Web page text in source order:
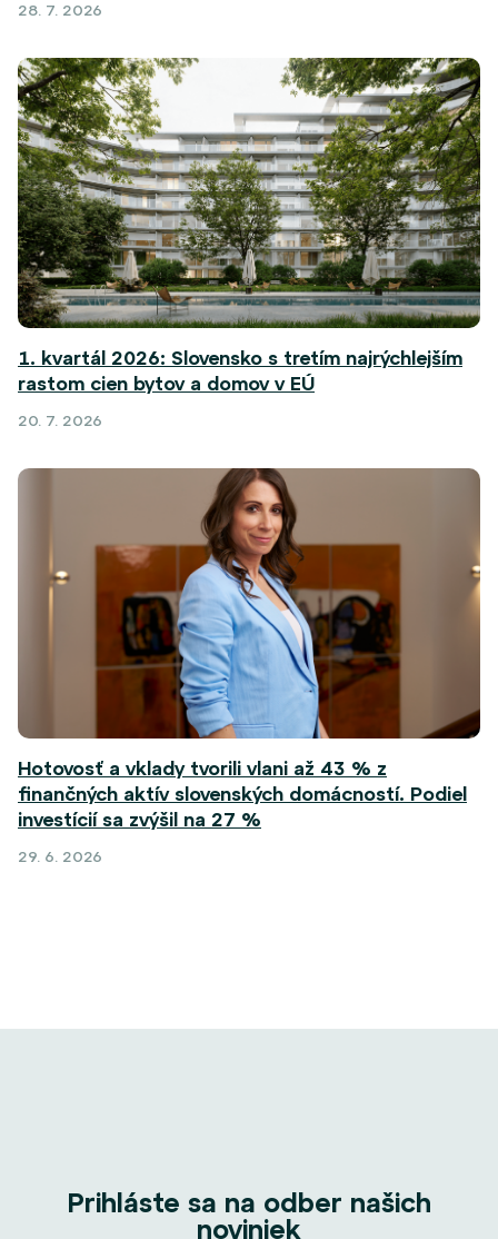
28. 7. 2026
1. kvartál 2026: Slovensko s tretím najrýchlejším
rastom cien bytov a domov v EÚ
20. 7. 2026
Hotovosť a vklady tvorili vlani až 43 % z
finančných aktív slovenských domácností. Podiel
investícií sa zvýšil na 27 %
29. 6. 2026
Prihláste sa na odber našich
noviniek